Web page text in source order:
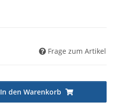
Frage zum Artikel
In den Warenkorb